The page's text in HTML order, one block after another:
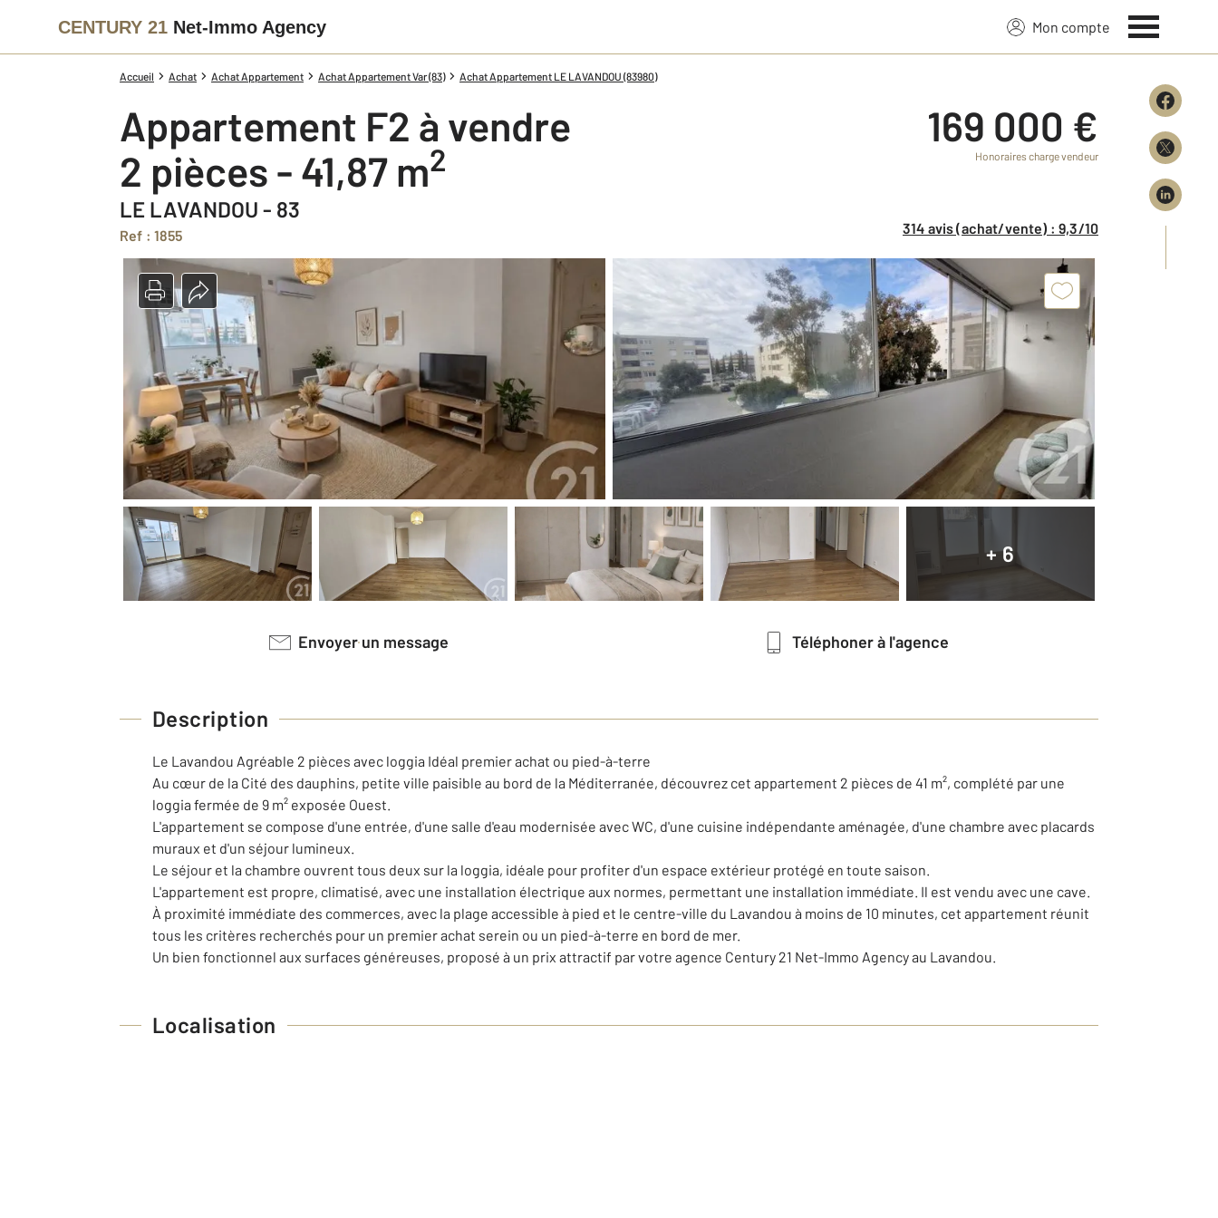
CENTURY 21 Net-Immo Agency Mon compte
Accueil Achat Achat Appartement Achat Appartement Var (83) Achat Appartement LE LAVANDOU (83980)
Appartement F2 à vendre
2 pièces - 41,87 m2
LE LAVANDOU - 83
Ref : 1855
169 000 €
Honoraires charge vendeur
314 avis (achat/vente) : 9,3/10
+ 6
Envoyer un message Téléphoner à l'agence
Description
Le Lavandou Agréable 2 pièces avec loggia Idéal premier achat ou pied-à-terre
Au cœur de la Cité des dauphins, petite ville paisible au bord de la Méditerranée, découvrez cet appartement 2 pièces de 41 m², complété par une
loggia fermée de 9 m² exposée Ouest.
L'appartement se compose d'une entrée, d'une salle d'eau modernisée avec WC, d'une cuisine indépendante aménagée, d'une chambre avec placards
muraux et d'un séjour lumineux.
Le séjour et la chambre ouvrent tous deux sur la loggia, idéale pour profiter d'un espace extérieur protégé en toute saison.
L'appartement est propre, climatisé, avec une installation électrique aux normes, permettant une installation immédiate. Il est vendu avec une cave.
À proximité immédiate des commerces, avec la plage accessible à pied et le centre-ville du Lavandou à moins de 10 minutes, cet appartement réunit
tous les critères recherchés pour un premier achat serein ou un pied-à-terre en bord de mer.
Un bien fonctionnel aux surfaces généreuses, proposé à un prix attractif par votre agence Century 21 Net-Immo Agency au Lavandou.
Localisation